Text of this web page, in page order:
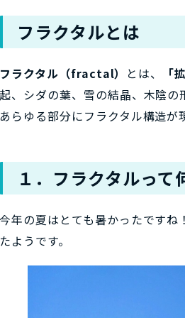
フラクタルとは
フラクタル（fractal） とは、 「
起、シダの葉、雪の結晶、木陰
あらゆる部分にフラクタル構造が
１．フラクタルって
今年の夏はとても暑かったです
たようです。